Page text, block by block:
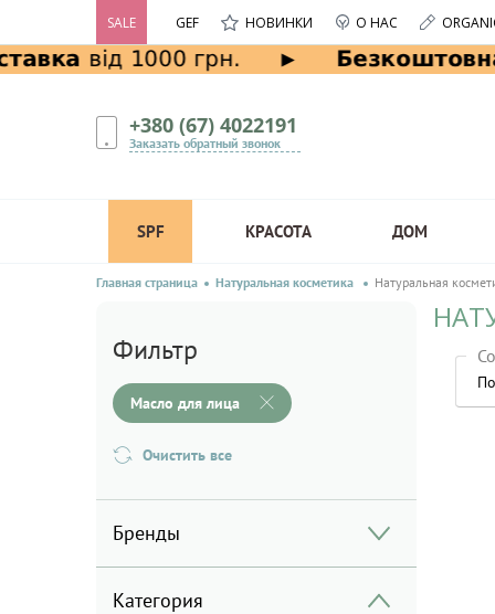
SALE GEF НОВИНКИ О НАС
+380 (67) 4022191
Заказать обратный звонок
SPF КРАСОТА ДОМ
Главная страница Натуральная косметика Натуральная
Фильтр
Масло для лица
Очистить все
Бренды
Категория